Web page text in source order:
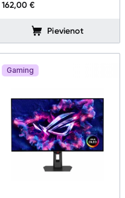
162,00 €
Pievienot
Gaming